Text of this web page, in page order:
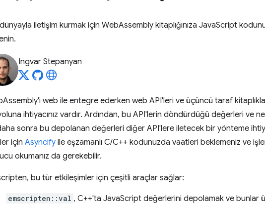
dünyayla iletişim kurmak için WebAssembly kitaplığınıza JavaScript
Ingvar Stepanyan
web ile entegre ederken web API'leri ve üçüncü taraf
ihtiyacınız vardır. Ardından, bu API'lerin döndürdüğü değerleri ve
sonra bu depolanan değerleri diğer API'lere iletecek bir yönteme
için Asyncify ile eşzamanlı C/C++ kodunuzda vaatleri beklemeniz ve
okumanız da gerekebilir.
bu tür etkileşimler için çeşitli araçlar sağlar:
emscripten::val , C++'ta JavaScript değerlerini depolamak ve bunlar